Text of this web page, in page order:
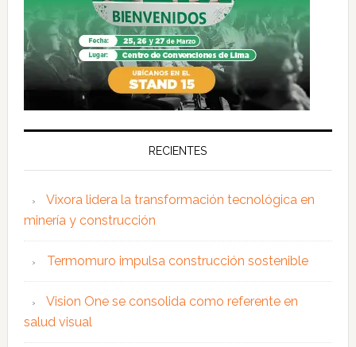
RECIENTES
Vixora lidera la transformación tecnológica en
minería y construcción
Termomuro impulsa construcción sostenible
Vision One se consolida como referente en
salud visual